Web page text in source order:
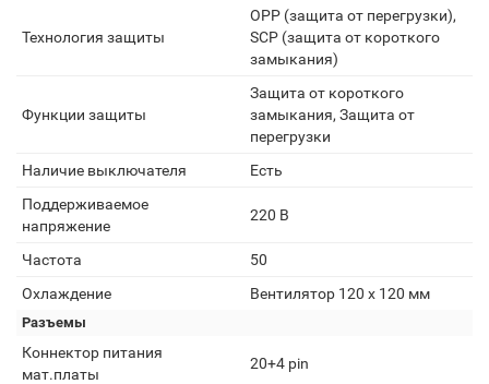
Технология защиты
OPP (защита от перегрузки),
SCP (защита от короткого
замыкания)
Функции защиты
Защита от короткого
замыкания, Защита от
перегрузки
Наличие выключателя
Есть
Поддерживаемое
напряжение
220 В
Частота
50
Охлаждение
Вентилятор 120 x 120 мм
Разъемы
Коннектор питания
мат.платы
20+4 pin